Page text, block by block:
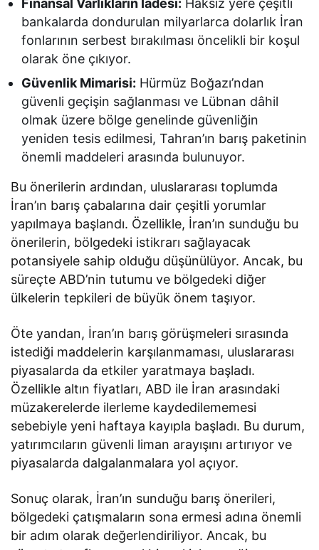
Finansal Varlıkların İadesi: Haksız yere çeşitli
bankalarda dondurulan milyarlarca dolarlık İran
fonlarının serbest bırakılması öncelikli bir koşul
olarak öne çıkıyor.
Güvenlik Mimarisi: Hürmüz Boğazı’ndan
güvenli geçişin sağlanması ve Lübnan dâhil
olmak üzere bölge genelinde güvenliğin
yeniden tesis edilmesi, Tahran’ın barış paketinin
önemli maddeleri arasında bulunuyor.
Bu önerilerin ardından, uluslararası toplumda
İran’ın barış çabalarına dair çeşitli yorumlar
yapılmaya başlandı. Özellikle, İran’ın sunduğu bu
önerilerin, bölgedeki istikrarı sağlayacak
potansiyele sahip olduğu düşünülüyor. Ancak, bu
süreçte ABD’nin tutumu ve bölgedeki diğer
ülkelerin tepkileri de büyük önem taşıyor.
Öte yandan, İran’ın barış görüşmeleri sırasında
istediği maddelerin karşılanmaması, uluslararası
piyasalarda da etkiler yaratmaya başladı.
Özellikle altın fiyatları, ABD ile İran arasındaki
müzakerelerde ilerleme kaydedilememesi
sebebiyle yeni haftaya kayıpla başladı. Bu durum,
yatırımcıların güvenli liman arayışını artırıyor ve
piyasalarda dalgalanmalara yol açıyor.
Sonuç olarak, İran’ın sunduğu barış önerileri,
bölgedeki çatışmaların sona ermesi adına önemli
bir adım olarak değerlendiriliyor. Ancak, bu